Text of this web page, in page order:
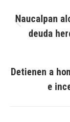
Naucalpan
deuda
Detienen a
e